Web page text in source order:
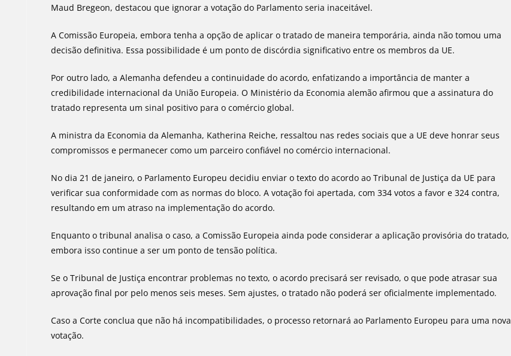
Maud Bregeon, destacou que ignorar a votação do Parlamento seria inaceitável.
A Comissão Europeia, embora tenha a opção de aplicar o tratado de maneira temporária, ainda não tomou uma
decisão definitiva. Essa possibilidade é um ponto de discórdia significativo entre os membros da UE.
Por outro lado, a Alemanha defendeu a continuidade do acordo, enfatizando a importância de manter a
credibilidade internacional da União Europeia. O Ministério da Economia alemão afirmou que a assinatura do
tratado representa um sinal positivo para o comércio global.
A ministra da Economia da Alemanha, Katherina Reiche, ressaltou nas redes sociais que a UE deve honrar seus
compromissos e permanecer como um parceiro confiável no comércio internacional.
No dia 21 de janeiro, o Parlamento Europeu decidiu enviar o texto do acordo ao Tribunal de Justiça da UE para
verificar sua conformidade com as normas do bloco. A votação foi apertada, com 334 votos a favor e 324 contra,
resultando em um atraso na implementação do acordo.
Enquanto o tribunal analisa o caso, a Comissão Europeia ainda pode considerar a aplicação provisória do tratado,
embora isso continue a ser um ponto de tensão política.
Se o Tribunal de Justiça encontrar problemas no texto, o acordo precisará ser revisado, o que pode atrasar sua
aprovação final por pelo menos seis meses. Sem ajustes, o tratado não poderá ser oficialmente implementado.
Caso a Corte conclua que não há incompatibilidades, o processo retornará ao Parlamento Europeu para uma nova
votação.